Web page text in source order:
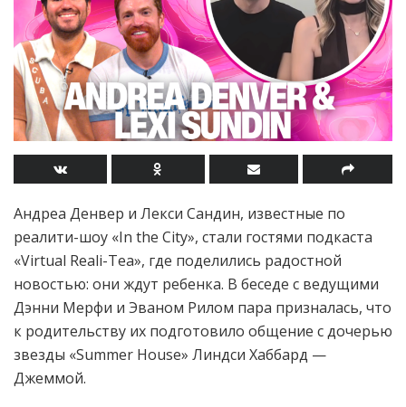
Андреа Денвер и Лекси Сандин, известные по
реалити-шоу «In the City», стали гостями подкаста
«Virtual Reali-Tea», где поделились радостной
новостью: они ждут ребенка. В беседе с ведущими
Дэнни Мерфи и Эваном Рилом пара призналась, что
к родительству их подготовило общение с дочерью
звезды «Summer House» Линдси Хаббард —
Джеммой.